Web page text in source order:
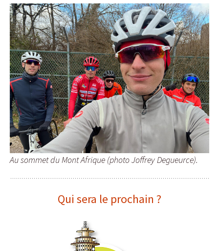
Au sommet du Mont Afrique (photo Joffrey Degueurce).
Qui sera le prochain ?